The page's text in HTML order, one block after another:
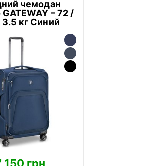
чемодан
– 72 /
3.5 кг Синий